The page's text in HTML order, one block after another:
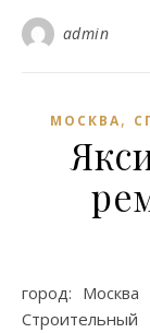
admin
МОСКВА,
город: Москва Район: Южное Тушино район Адрес: